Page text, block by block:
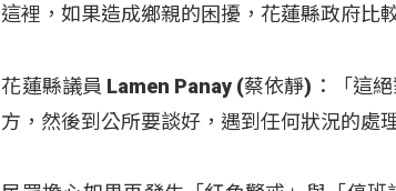
這裡，如果造成鄉親的困擾，花蓮縣政府比
花蓮縣議員 Lamen Panay (蔡依靜)：「這
方，然後到公所要談好，遇到任何狀況的處